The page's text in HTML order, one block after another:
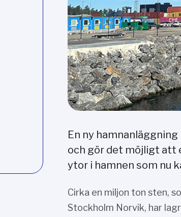
En ny
och gör det möjligt att
ytor i hamnen som nu
Cirka en miljon ton sten,
Stockholm Norvik, har